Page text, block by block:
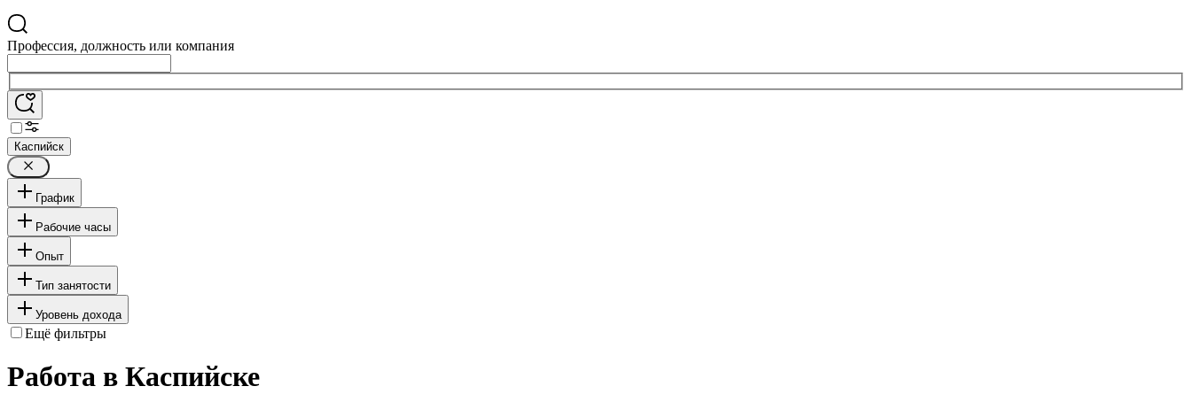
Профессия, должность или компания
Каспийск
График
Рабочие часы
Опыт
Тип занятости
Уровень дохода
Ещё фильтры
Работа в Каспийске